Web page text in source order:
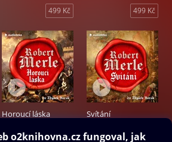
499 Kč 499 Kč
Horoucí láska Svítání
499 Kč